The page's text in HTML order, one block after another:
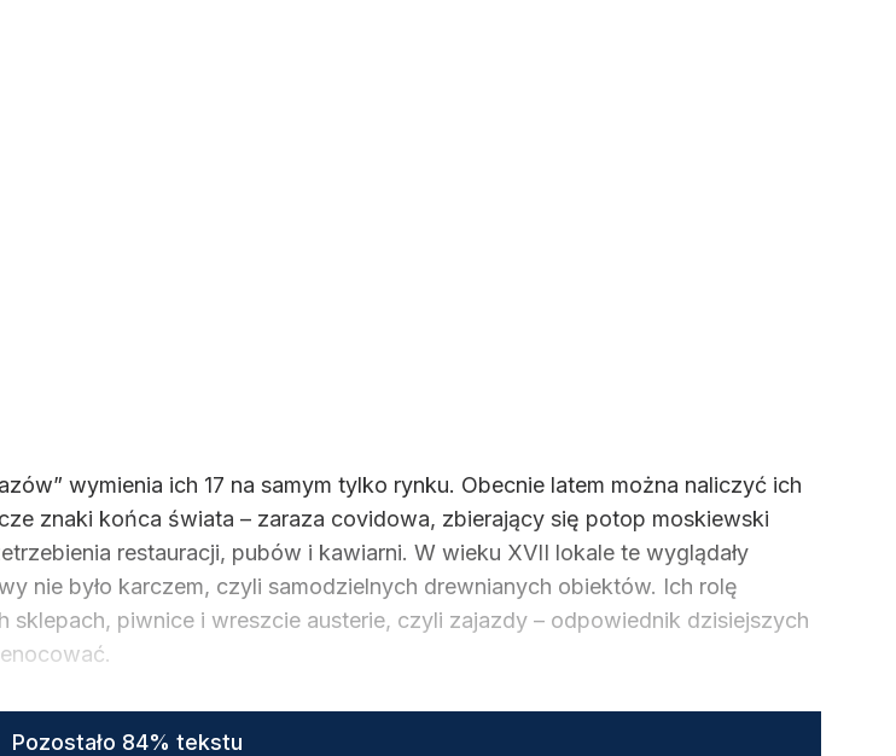
wymienia ich 17 na samym tylko rynku. Obecnie latem można naliczyć ich
znaki końca świata – zaraza covidowa, zbierający się potop moskiewski
restauracji, pubów i kawiarni. W wieku XVII lokale te wyglądały
nie było karczem, czyli samodzielnych drewnianych obiektów. Ich rolę
piwnice i wreszcie austerie, czyli zajazdy – odpowiednik dzisiejszych
Pozostało 84% tekstu